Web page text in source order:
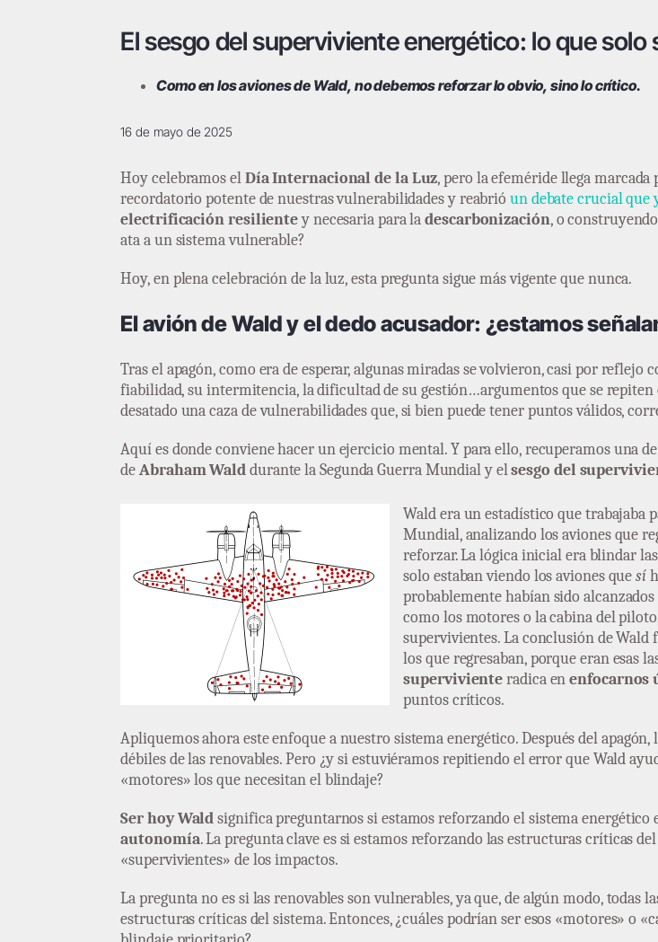
El sesgo del superviviente energético: lo que solo
Como en los aviones de Wald, no debemos reforzar lo obvio, sino lo crítico.
16 de mayo de 2025
Hoy celebramos elDía Internacional de la Luz, pero la efeméride llega marcada
recordatorio potente de nuestras vulnerabilidades y reabrió un debate crucial que
electrificación resilientey necesaria para ladescarbonización, o
ata a un sistema vulnerable?
Hoy, en plena celebración de la luz, esta pregunta sigue más vigente que nunca.
El avión de Wald y el dedo acusador: ¿estamos
Tras el apagón, como era de esperar, algunas miradas se volvieron, casi por reflejo
fiabilidad, su intermitencia, la dificultad de su gestión…argumentos que se repiten
desatado una caza de vulnerabilidades que, si bien puede tener puntos válidos,
Aquí es donde conviene hacer un ejercicio mental. Y para ello, recuperamos una
deAbraham Walddurante la Segunda Guerra Mundial y elsesgo del
Wald era un estadístico que trabajaba
Mundial, analizando los aviones que
reforzar. La lógica inicial era blindar
solo estaban viendo los aviones quesí
probablemente habían sido alcanzados
como los motores o la cabina del
supervivientes. La conclusión de Wald
los que regresaban, porque eran esas
supervivienteradica enenfocarnos
puntos críticos.
Apliquemos ahora este enfoque a nuestro sistema energético. Después del
débiles de las renovables. Pero ¿y si estuviéramos repitiendo el error que Wald
«motores» los que necesitan el blindaje?
Ser hoy Waldsignifica preguntarnos si estamos reforzando el sistema energético
autonomía. La pregunta clave es si estamos reforzando las estructuras críticas
«supervivientes» de los impactos.
La pregunta no es si las renovables son vulnerables, ya que, de algún modo, todas
estructuras críticas del sistema. Entonces, ¿cuáles podrían ser esos «motores» o